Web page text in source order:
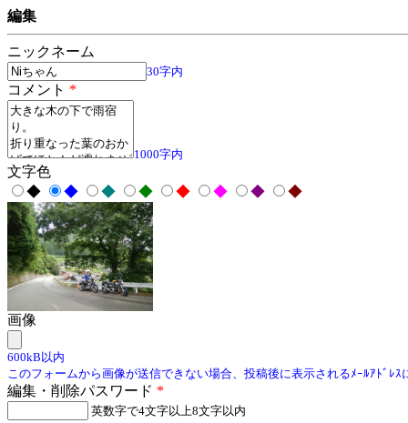
編集
ニックネーム
30字内
コメント *
1000字内
文字色
◆
◆ ◆ ◆ ◆ ◆ ◆ ◆
画像
600kB以内
このフォームから画像が送信できない場合、投稿後に表示されるﾒｰﾙｱﾄﾞﾚ
編集・削除パスワード *
英数字で4文字以上8文字以内